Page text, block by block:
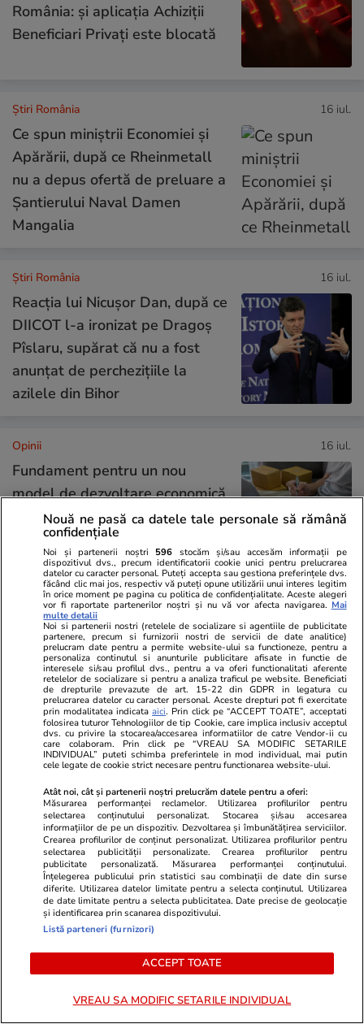
România: și aplicația Achiziții
Beneficiari Privați este blocată
Știri România 16 iul.
Ce spun miniștrii Economiei și
Apărării, după ce Rheinmetall
nu a depus ofertă de preluare a
Șantierului Naval Damen
Mangalia
Știri România 16 iul.
Reacția lui Nicușor Dan, după ce
DIICOT l-a ironizat pe Dragoș
Pîslaru, supărat că nu a fost
anunțat de perchezițiile la
azilele din Bihor
Opinii 16 iul.
Fundament pentru un nou
model de dezvoltare economică
– oportunitatea transformărilor
tehnologice pentru IMM-urile
din România
15 iul.
Studiile universitare de științe
politice între prea multă teorie
și prea puțină practică
Când criminalul de război Putin
va muri, crimele Rusiei vor
continua
Opinii 14 iul.
Bunicii și părinții reciclează,
Nouă ne pasă ca datele tale personale să rămână
confidențiale
Noi și partenerii noștri 596 stocăm și/sau accesăm informații pe
dispozitivul dvs., precum identificatorii cookie unici pentru prelucrarea
datelor cu caracter personal. Puteți accepta sau gestiona preferințele dvs.
făcând clic mai jos, respectiv vă puteți opune utilizării unui interes legitim
în orice moment pe pagina cu politica de confidențialitate. Aceste alegeri
vor fi raportate partenerilor noștri și nu vă vor afecta navigarea. Mai
multe detalii
Noi si partenerii nostri (retelele de socializare si agentiile de publicitate
partenere, precum si furnizorii nostri de servicii de date analitice)
prelucram date pentru a permite website-ului sa functioneze, pentru a
personaliza continutul si anunturile publicitare afisate in functie de
interesele si/sau profilul dvs., pentru a va oferi functionalitati aferente
retelelor de socializare si pentru a analiza traficul pe website. Beneficiati
de drepturile prevazute de art. 15-22 din GDPR in legatura cu
prelucrarea datelor cu caracter personal. Aceste drepturi pot fi exercitate
prin modalitatea indicataaici. Prin click pe “ACCEPT TOATE”, acceptati
folosirea tuturor Tehnologiilor de tip Cookie, care implica inclusiv acceptul
dvs. cu privire la stocarea/accesarea informatiilor de catre Vendor-ii cu
care colaboram. Prin click pe “VREAU SA MODIFIC SETARILE
INDIVIDUAL” puteti schimba preferintele in mod individual, mai putin
cele legate de cookie strict necesare pentru functionarea website-ului.
Atât noi, cât și partenerii noștri prelucrăm datele pentru a oferi:
Măsurarea performanței reclamelor. Utilizarea profilurilor pentru
selectarea conținutului personalizat. Stocarea și/sau accesarea
informațiilor de pe un dispozitiv. Dezvoltarea și îmbunătățirea serviciilor.
Crearea profilurilor de conținut personalizat. Utilizarea profilurilor pentru
selectarea publicității personalizate. Crearea profilurilor pentru
publicitate personalizată. Măsurarea performanței conținutului.
Înțelegerea publicului prin statistici sau combinații de date din surse
diferite. Utilizarea datelor limitate pentru a selecta conținutul. Utilizarea
de date limitate pentru a selecta publicitatea. Date precise de geolocație
și identificarea prin scanarea dispozitivului.
Listă parteneri (furnizori)
ACCEPT TOATE
VREAU SA MODIFIC SETARILE INDIVIDUAL